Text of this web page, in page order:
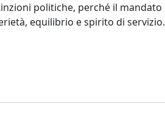
politiche, perché il mandato
equilibrio e spirito di servizio.